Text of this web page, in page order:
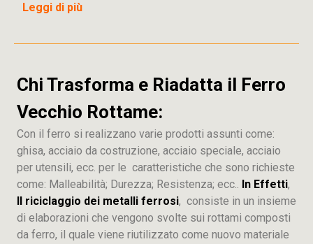
Leggi di più
Chi Trasforma e Riadatta il Ferro
Vecchio Rottame:
Con il ferro si realizzano varie prodotti assunti come:
ghisa, acciaio da costruzione, acciaio speciale, acciaio
per utensili, ecc. per le caratteristiche che sono richieste
come: Malleabilità; Durezza; Resistenza; ecc.. In Effetti,
Il riciclaggio dei metalli ferrosi, consiste in un insieme
di elaborazioni che vengono svolte sui rottami composti
da ferro, il quale viene riutilizzato come nuovo materiale